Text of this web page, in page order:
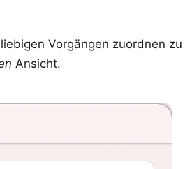
Vorgängen zuordnen zu
Ansicht.